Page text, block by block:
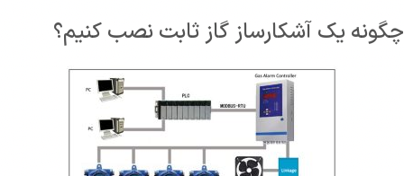
چگونه یک آشکارساز گاز ثابت نصب کنیم؟